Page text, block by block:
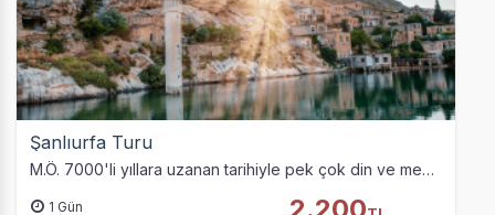
Şanlıurfa Turu
M.Ö. 7000'li yıllara uzanan tarihiyle pek çok din ve medeniyetin efsanelerine konu olan Şanlıurfa’ya varmak üzere gece 01:00’de yola çıkıyoruz.
1 Gün
2.200